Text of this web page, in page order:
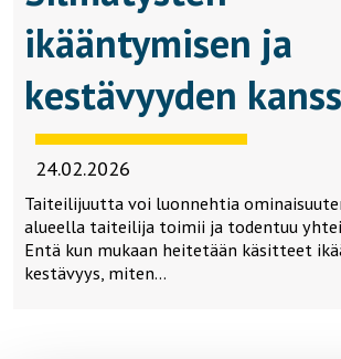
ikääntymisen ja
kestävyyden
24.02.2026
Taiteilijuutta voi luonnehtia
alueella taiteilija toimii ja todentuu
Entä kun mukaan heitetään käsitteet
kestävyys, miten…